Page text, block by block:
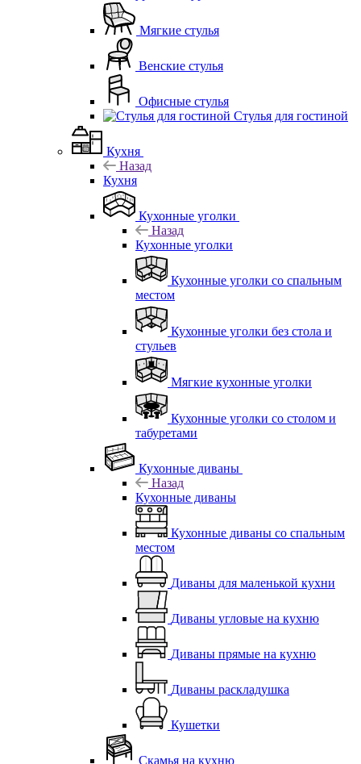
Мягкие стулья
Венские стулья
Офисные стулья
Стулья для гостиной
Кухня
Назад
Кухня
Кухонные уголки
Назад
Кухонные уголки
Кухонные уголки со спальным
местом
Кухонные уголки без стола и
стульев
Мягкие кухонные уголки
Кухонные уголки со столом и
табуретами
Кухонные диваны
Назад
Кухонные диваны
Кухонные диваны со спальным
местом
Диваны для маленькой кухни
Диваны угловые на кухню
Диваны прямые на кухню
Диваны раскладушка
Кушетки
Скамья на кухню